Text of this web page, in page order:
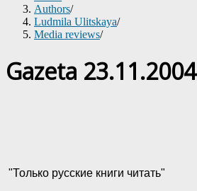
Authors/
Ludmila Ulitskaya/
Media reviews/
Gazeta 23.11.2004
"Только русские книги читать"